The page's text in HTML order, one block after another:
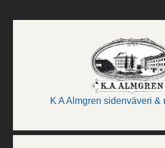
K A Almgren sidenväveri &